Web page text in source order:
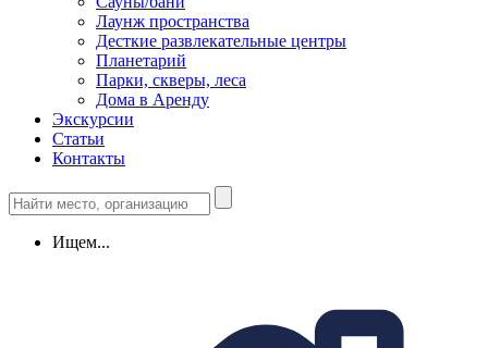
Лаунж пространства
Десткие развлекательные центры
Планетарий
Парки, скверы, леса
Дома в Аренду
Экскурсии
Статьи
Контакты
Ищем...